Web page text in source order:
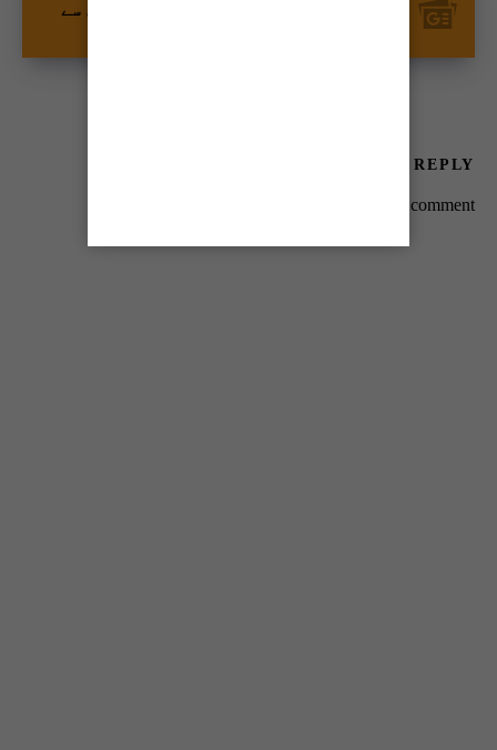
اور اپنی پسندیدہ مواد کو زیادہ تیزی سے
LEAVE A REPLY
to post a comment.